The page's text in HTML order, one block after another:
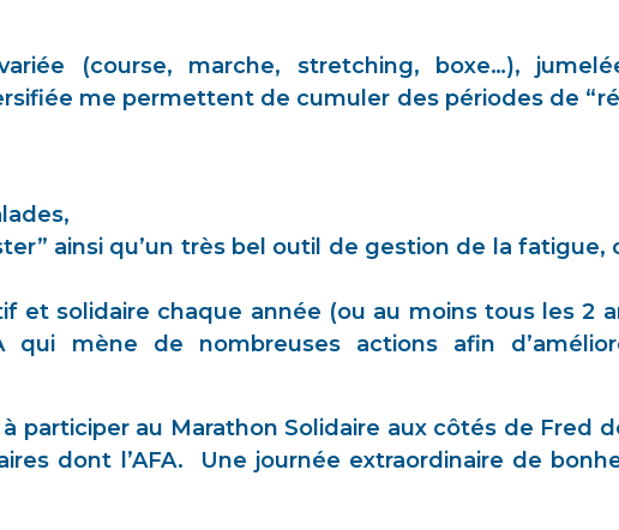
(course, marche, stretching, boxe…),
me permettent de cumuler des périodes de
ainsi qu’un très bel outil de gestion de la fatigue,
et solidaire chaque année (ou au moins tous les 2
qui mène de nombreuses actions afin
participer au Marathon Solidaire aux côtés de Fred
dont l’AFA. Une journée extraordinaire de